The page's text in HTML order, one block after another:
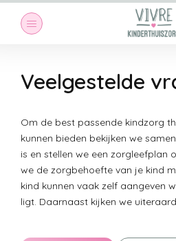
Veelgestelde
Om de best passende kindzorg
kunnen bieden bekijken we
is en stellen we een zorgleefplan
we de zorgbehoefte van je kind
kind kunnen vaak zelf aangeven
ligt. Daarnaast kijken we